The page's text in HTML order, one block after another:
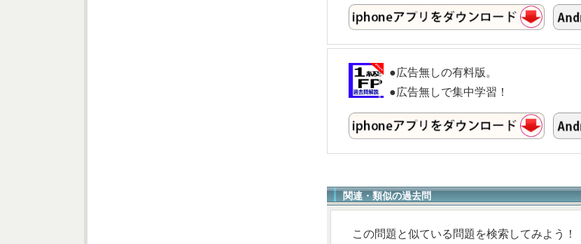
●広告無しの有料版。
●広告無しで集中学習！
関連・類似の過去問
この問題と似ている問題を検索してみよう！